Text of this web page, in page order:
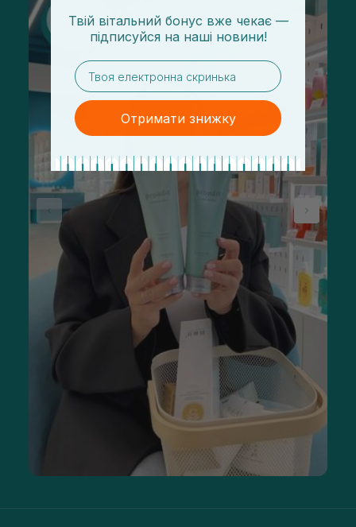
Твій вітальний бонус вже чекає —
підписуйся на наші новини!
email
Отримати знижку